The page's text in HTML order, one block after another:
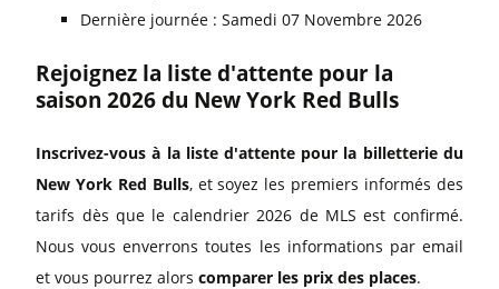
Dernière journée : Samedi 07 Novembre 2026
Rejoignez la liste d'attente pour la
saison 2026 du New York Red Bulls
Inscrivez-vous à la liste d'attente pour la billetterie du
New York Red Bulls, et soyez les premiers informés des
tarifs dès que le calendrier 2026 de MLS est confirmé.
Nous vous enverrons toutes les informations par email
et vous pourrez alorscomparer les prix des places.